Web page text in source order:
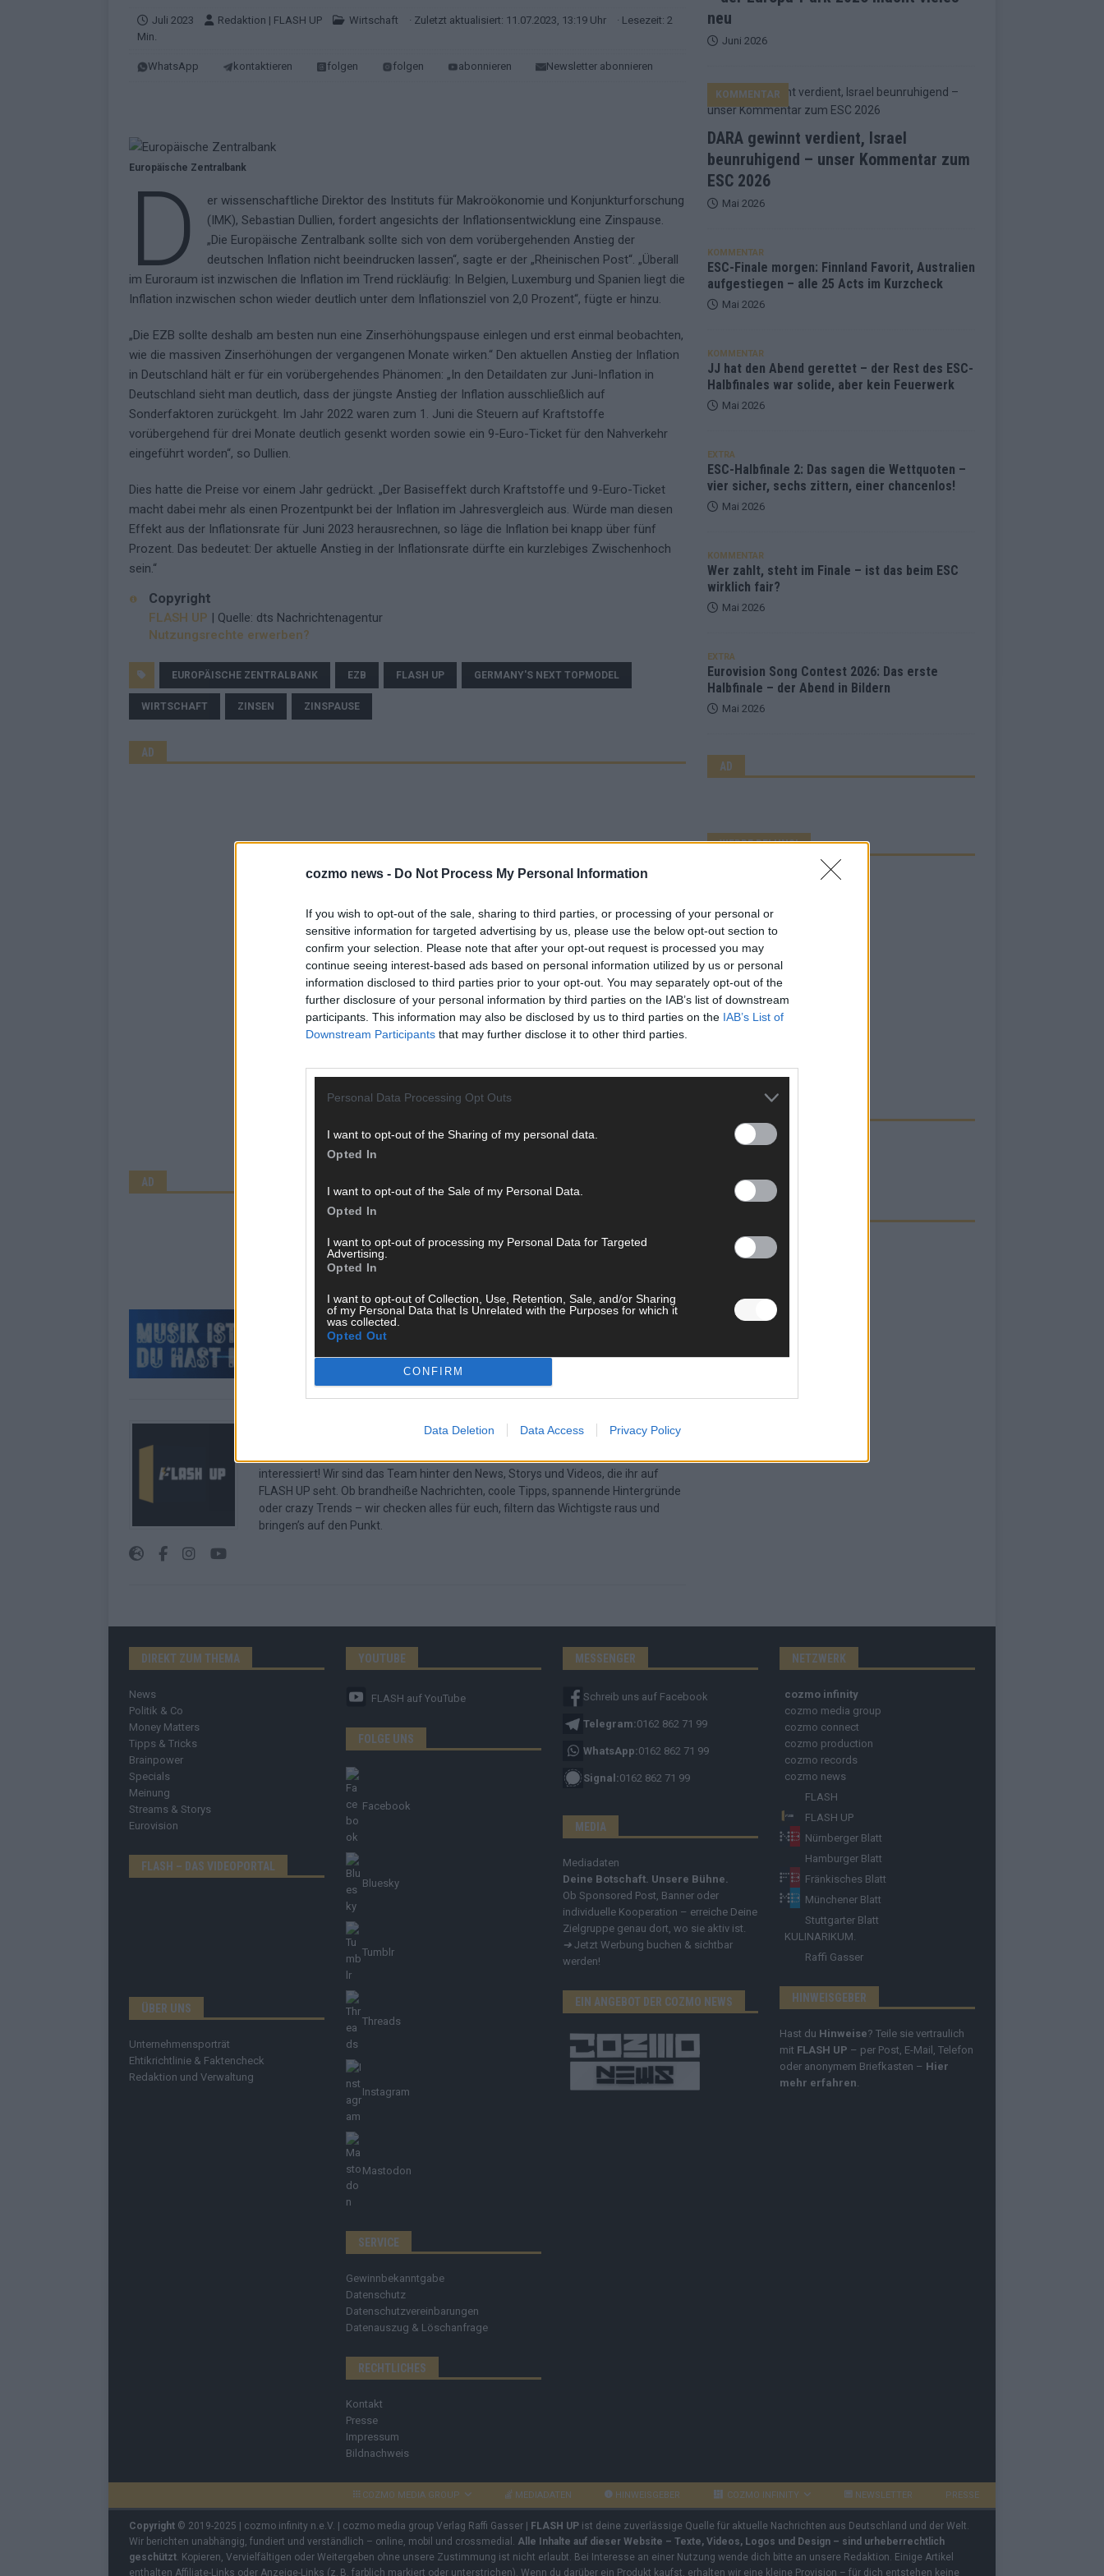
cozmo news - Do Not Process My Personal Information
If you wish to opt-out of the sale, sharing to third parties, or processing of your personal or
sensitive information for targeted advertising by us, please use the below opt-out section to
confirm your selection. Please note that after your opt-out request is processed you may
continue seeing interest-based ads based on personal information utilized by us or personal
information disclosed to third parties prior to your opt-out. You may separately opt-out of the
further disclosure of your personal information by third parties on the IAB’s list of downstream
participants. This information may also be disclosed by us to third parties on the IAB’s List of
Downstream Participants that may further disclose it to other third parties.
Personal Data Processing Opt Outs
I want to opt-out of the Sharing of my personal data.
Opted In
I want to opt-out of the Sale of my Personal Data.
Opted In
I want to opt-out of processing my Personal Data for Targeted
Advertising.
Opted In
I want to opt-out of Collection, Use, Retention, Sale, and/or Sharing
of my Personal Data that Is Unrelated with the Purposes for which it
was collected.
Opted Out
CONFIRM
Data Deletion Data Access Privacy Policy
KOMMENTAR
EUROVISION
KOMMENTAR
[ Juni 2026 ] Monaco, Sallys Café, Westernbrauerei – der Europa-Park 2026 macht vieles neu
[ Mai 2026 ] DARA gewinnt verdient, Israel beunruhigend – unser Kommentar zum ESC 2026
KOMMENTAR
Juli 2023 Redaktion | FLASH UP Wirtschaft · Zuletzt aktualisiert: 11.07.2023, 13:19 Uhr
· Lesezeit: 2
Min.
WhatsApp kontaktieren folgen folgen abonnieren Newsletter abonnieren
Europäische Zentralbank
D
er wissenschaftliche Direktor des Instituts für Makroökonomie und Konjunkturforschung
(IMK), Sebastian Dullien, fordert angesichts der Inflationsentwicklung eine Zinspause.
„Die Europäische Zentralbank sollte sich von dem vorübergehenden Anstieg der
deutschen Inflation nicht beeindrucken lassen“, sagte er der „Rheinischen Post“. „Überall
im Euroraum ist inzwischen die Inflation im Trend rückläufig: In Belgien, Luxemburg und Spanien liegt die
Inflation inzwischen schon wieder deutlich unter dem Inflationsziel von 2,0 Prozent“, fügte er hinzu.
„Die EZB sollte deshalb am besten nun eine Zinserhöhungspause einlegen und erst einmal beobachten,
wie die massiven Zinserhöhungen der vergangenen Monate wirken.“ Den aktuellen Anstieg der Inflation
in Deutschland hält er für ein vorübergehendes Phänomen: „In den Detaildaten zur Juni-Inflation in
Deutschland sieht man deutlich, dass der jüngste Anstieg der Inflation ausschließlich auf
Sonderfaktoren zurückgeht. Im Jahr 2022 waren zum 1. Juni die Steuern auf Kraftstoffe
vorübergehend für drei Monate deutlich gesenkt worden sowie ein 9-Euro-Ticket für den Nahverkehr
eingeführt worden“, so Dullien.
Dies hatte die Preise vor einem Jahr gedrückt. „Der Basiseffekt durch Kraftstoffe und 9-Euro-Ticket
macht dabei mehr als einen Prozentpunkt bei der Inflation im Jahresvergleich aus. Würde man diesen
Effekt aus der Inflationsrate für Juni 2023 herausrechnen, so läge die Inflation bei knapp über fünf
Prozent. Das bedeutet: Der aktuelle Anstieg in der Inflationsrate dürfte ein kurzlebiges Zwischenhoch
sein.“
Copyright
FLASH UP | Quelle: dts Nachrichtenagentur
Nutzungsrechte erwerben?
EUROPÄISCHE ZENTRALBANK EZB FLASH UP GERMANY'S NEXT TOPMODEL
WIRTSCHAFT ZINSEN ZINSPAUSE
AD
AD
Über Redaktion | FLASH UP 22529 Artikel
interessiert! Wir sind das Team hinter den News, Storys und Videos, die ihr auf
FLASH UP seht. Ob brandheiße Nachrichten, coole Tipps, spannende Hintergründe
oder crazy Trends – wir checken alles für euch, filtern das Wichtigste raus und
bringen’s auf den Punkt.
neu
Juni 2026
DARA gewinnt verdient, Israel
beunruhigend – unser Kommentar zum
ESC 2026
KOMMENTAR
Mai 2026
KOMMENTAR
ESC-Finale morgen: Finnland Favorit, Australien
aufgestiegen – alle 25 Acts im Kurzcheck
Mai 2026
KOMMENTAR
JJ hat den Abend gerettet – der Rest des ESC-
Halbfinales war solide, aber kein Feuerwerk
Mai 2026
EXTRA
ESC-Halbfinale 2: Das sagen die Wettquoten –
vier sicher, sechs zittern, einer chancenlos!
Mai 2026
KOMMENTAR
Wer zahlt, steht im Finale – ist das beim ESC
wirklich fair?
Mai 2026
EXTRA
Eurovision Song Contest 2026: Das erste
Halbfinale – der Abend in Bildern
Mai 2026
AD
WERBE BEI UNS!
DIREKT ZUM THEMA
News
Politik & Co
Money Matters
Tipps & Tricks
Brainpower
Specials
Meinung
Streams & Storys
Eurovision
FLASH – DAS VIDEOPORTAL
ÜBER UNS
Unternehmensporträt
Ehtikrichtlinie & Faktencheck
Redaktion und Verwaltung
YOUTUBE
FLASH auf YouTube
FOLGE UNS
Facebook
Bluesky
Tumblr
Threads
Instagram
Mastodon
SERVICE
Gewinnbekanntgabe
Datenschutz
Datenschutzvereinbarungen
Datenauszug & Löschanfrage
RECHTLICHES
Kontakt
Presse
Impressum
Bildnachweis
MESSENGER
Schreib uns auf Facebook
Telegram:0162 862 71 99
WhatsApp:0162 862 71 99
Signal:0162 862 71 99
MEDIA
Mediadaten
Deine Botschaft. Unsere Bühne.
Ob Sponsored Post, Banner oder
individuelle Kooperation – erreiche Deine
Zielgruppe genau dort, wo sie aktiv ist.
➔ Jetzt Werbung buchen & sichtbar
werden!
EIN ANGEBOT DER COZMO NEWS
NETZWERK
cozmo infinity
cozmo media group
cozmo connect
cozmo production
cozmo records
cozmo news
FLASH
FLASH UP
Nürnberger Blatt
Hamburger Blatt
Fränkisches Blatt
Münchener Blatt
Stuttgarter Blatt
KULINARIKUM.
Raffi Gasser
HINWEISGEBER
Hast du Hinweise? Teile sie vertraulich
mit FLASH UP – per Post, E-Mail, Telefon
oder anonymem Briefkasten – Hier
mehr erfahren.
COZMO MEDIA GROUP MEDIADATEN HINWEISGEBER COZMO INFINITY NEWSLETTER PRESSE
Copyright © 2019-2025 | cozmo infinity n.e.V. | cozmo media group Verlag Raffi Gasser | FLASH UP ist deine zuverlässige Quelle für aktuelle Nachrichten aus Deutschland und der Welt.
Wir berichten unabhängig, fundiert und verständlich – online, mobil und crossmedial. Alle Inhalte auf dieser Website – Texte, Videos, Logos und Design – sind urheberrechtlich
geschützt. Kopieren, Vervielfältigen oder Weitergeben ohne unsere Zustimmung ist nicht erlaubt. Bei Interesse an einer Nutzung wende dich bitte an unsere Redaktion. Einige Artikel
enthalten Affiliate-Links oder Anzeige-Links (z. B. farblich markiert oder unterstrichen). Wenn du darüber ein Produkt kaufst, erhalten wir eine kleine Provision – für dich entstehen keine